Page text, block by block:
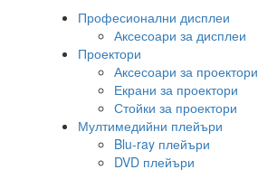
Професионални дисплеи
Аксесоари за дисплеи
Проектори
Аксесоари за проектори
Екрани за проектори
Стойки за проектори
Мултимедийни плейъри
Blu-ray плейъри
DVD плейъри